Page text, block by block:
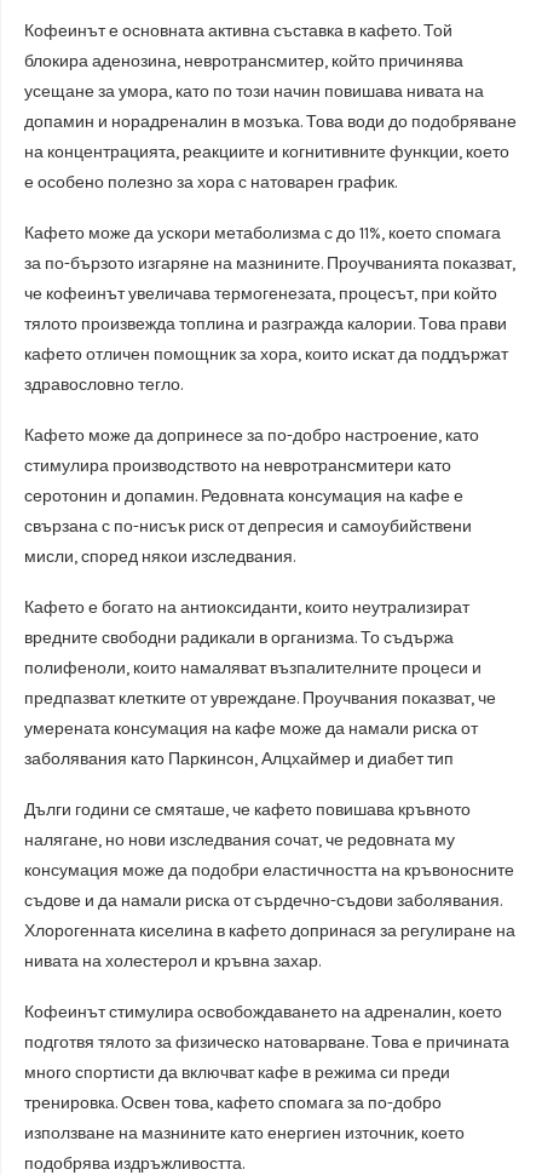
Кофеинът е основната активна съставка в кафето. Той
блокира аденозина, невротрансмитер, който причинява
усещане за умора, като по този начин повишава нивата на
допамин и норадреналин в мозъка. Това води до подобряване
на концентрацията, реакциите и когнитивните функции, което
е особено полезно за хора с натоварен график.
Кафето може да ускори метаболизма с до 11%, което спомага
за по-бързото изгаряне на мазнините. Проучванията показват,
че кофеинът увеличава термогенезата, процесът, при който
тялото произвежда топлина и разгражда калории. Това прави
кафето отличен помощник за хора, които искат да поддържат
здравословно тегло.
Кафето може да допринесе за по-добро настроение, като
стимулира производството на невротрансмитери като
серотонин и допамин. Редовната консумация на кафе е
свързана с по-нисък риск от депресия и самоубийствени
мисли, според някои изследвания.
Кафето е богато на антиоксиданти, които неутрализират
вредните свободни радикали в организма. То съдържа
полифеноли, които намаляват възпалителните процеси и
предпазват клетките от увреждане. Проучвания показват, че
умерената консумация на кафе може да намали риска от
заболявания като Паркинсон, Алцхаймер и диабет тип
Дълги години се смяташе, че кафето повишава кръвното
налягане, но нови изследвания сочат, че редовната му
консумация може да подобри еластичността на кръвоносните
съдове и да намали риска от сърдечно-съдови заболявания.
Хлорогенната киселина в кафето допринася за регулиране на
нивата на холестерол и кръвна захар.
Кофеинът стимулира освобождаването на адреналин, което
подготвя тялото за физическо натоварване. Това е причината
много спортисти да включват кафе в режима си преди
тренировка. Освен това, кафето спомага за по-добро
използване на мазнините като енергиен източник, което
подобрява издръжливостта.